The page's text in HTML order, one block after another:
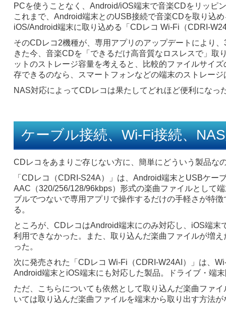
PCを使うことなく、Android/iOS端末で音楽CDをリッピ
これまで、Android端末とのUSB接続で音楽CDを取り込
iOS/Android端末に取り込める「CDレコ Wi-Fi（CDRI-
そのCDレコ2機種が、専用アプリのアップデートにより
きた今、音楽CDを「できるだけ高音質なロスレスで」
ットのストレージ容量を考えると、比較的ファイルサイ
存できるのなら、スマートフォンなどの端末のストレー
NAS対応によってCDレコは果たしてどれほど便利にな
ケーブル接続、Wi-Fi接続、
CDレコをあまりご存じない方に、簡単にどういう製品な
「CDレコ（CDRI-S24A）」は、Android端末とUSBケ
AAC（320/256/128/96kbps）形式の楽曲ファイルとして
ブルでつないで専用アプリで操作するだけの手軽さが特
る。
ところが、CDレコはAndroid端末にのみ対応し、iOS端
利用できなかった。また、取り込んだ楽曲ファイルが増
った。
次に発売された「CDレコ Wi-Fi（CDRI-W24AI）」は、
Android端末とiOS端末にも対応した製品。ドライブ・端
ただ、こちらについても依然として取り込んだ楽曲ファ
いては取り込んだ楽曲ファイルを端末から取り出す方法